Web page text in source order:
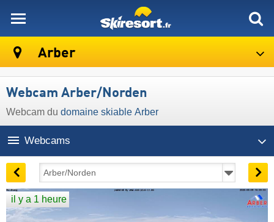
Arber
Webcam Arber/Norden
Webcam du domaine skiable Arber
Webcams
il y a 1 heure